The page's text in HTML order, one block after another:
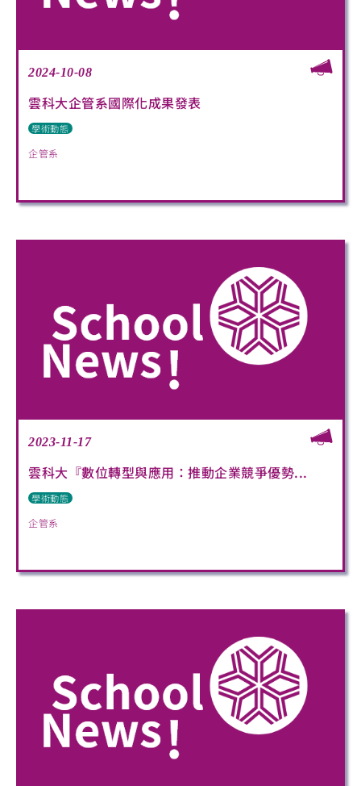
2024-10-08
雲科大企管系國際化成果發表
學術動態
企管系
2023-11-17
雲科大『數位轉型與應用：推動企業競爭優勢...
學術動態
企管系